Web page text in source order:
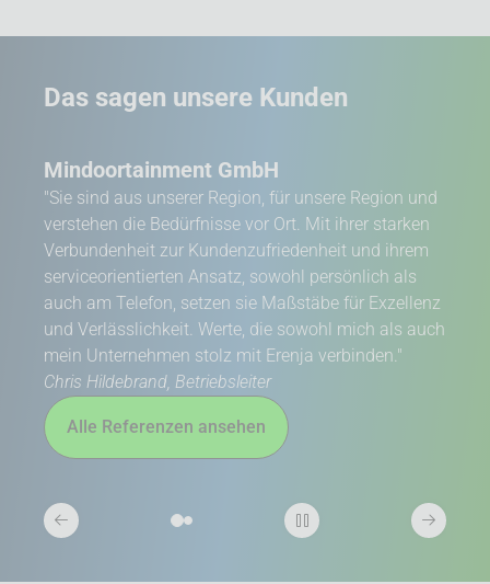
Das sagen unsere Kunden
Mindoortainment GmbH
"Sie sind aus unserer Region, für unsere Region und
verstehen die Bedürf­nisse vor Ort. Mit ihrer starken
Verbunden­heit zur Kunden­zufrieden­heit und ihrem
service­orientierten Ansatz, sowohl persönlich als
auch am Telefon, setzen sie Maß­stäbe für Exzellenz
und Verläss­lichkeit. Werte, die sowohl mich als auch
mein Unter­nehmen stolz mit Erenja verbinden."
Chris Hildebrand, Betriebsleiter
Alle Referenzen ansehen